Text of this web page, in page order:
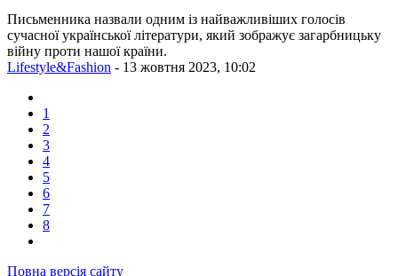
Письменника назвали одним із найважливіших голосів
сучасної української літератури, який зображує загарбницьку
війну проти нашої країни.
Lifestyle&Fashion - 13 жовтня 2023, 10:02
1
2
3
4
5
6
7
8
Повна версія сайту